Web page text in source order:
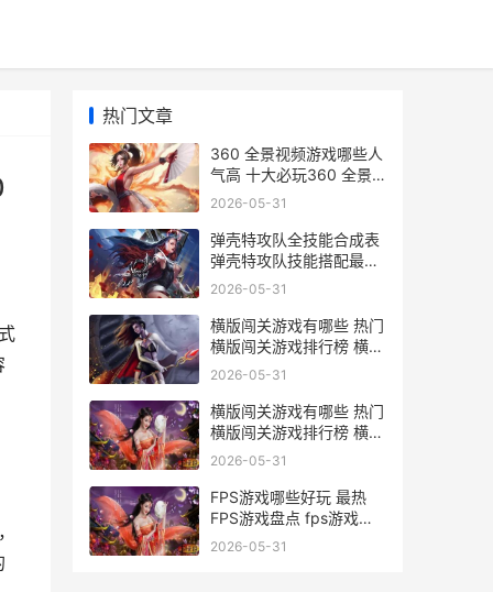
热门文章
360 全景视频游戏哪些人
气高 十大必玩360 全景
视频游戏排行榜前10 360
2026-05-31
弹壳特攻队全技能合成表
弹壳特攻队技能搭配最强
推荐
2026-05-31
横版闯关游戏有哪些 热门
横版闯关游戏排行榜 横版
闯关游戏有哪些
2026-05-31
横版闯关游戏有哪些 热门
横版闯关游戏排行榜 横版
闯关游戏推荐
2026-05-31
FPS游戏哪些好玩 最热
FPS游戏盘点 fps游戏盘
点
2026-05-31